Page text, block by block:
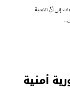
إلى أنّ النسبة
أمنية